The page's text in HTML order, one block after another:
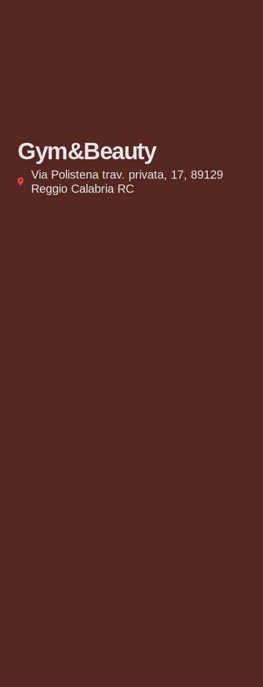
Gym&Beauty
Via Polistena trav. privata, 17, 89129
Reggio Calabria RC